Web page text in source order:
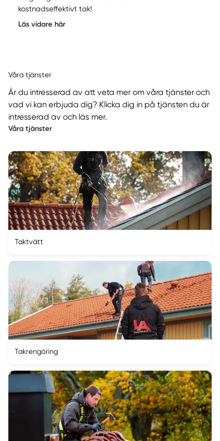
kostnadseffektivt tak!
Läs vidare här
Våra tjänster
Är du intresserad av att veta mer om våra tjänster och
vad vi kan erbjuda dig? Klicka dig in på tjänsten du är
intresserad av och läs mer.
Våra tjänster
Taktvätt
Takrengöring